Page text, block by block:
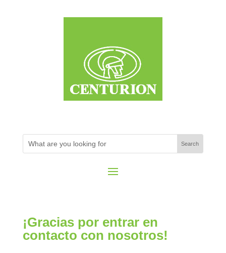
¡Gracias por entrar en
contacto con nosotros!